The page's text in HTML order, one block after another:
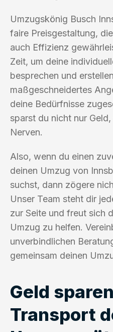
Umzugskönig Busch
faire Preisgestaltung,
auch Effizienz
Zeit, um deine
besprechen und
maßgeschneidertes
deine Bedürfnisse
sparst du nicht nur
Nerven.
Also, wenn du einen
deinen Umzug von
suchst, dann zögere
Unser Team steht dir
zur Seite und freut sich
Umzug zu helfen.
unverbindlichen
gemeinsam deinen
Geld
Transport